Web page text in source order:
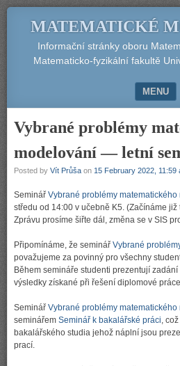
MATEMATICKÉ
Informační stránky oboru
Matematicko-fyzikální fakultě
MENU
Vybrané problémy
modelování — letní
Posted by Vít Průša on 15 February 2022, 11:59
Seminář Vybrané problémy
středu od 14:00 v učebně K5. (Začínáme
Zprávu prosíme šiřte dál, změna se v SIS
Připomínáme, že seminář Vybrané
považujeme za povinný pro všechny
Během semináře studenti prezentují
výsledky získané při řešení diplomové
Seminář Vybrané problémy
seminářem Seminář k bakalářské práci,
bakalářského studia jehož náplní jsou
prací.